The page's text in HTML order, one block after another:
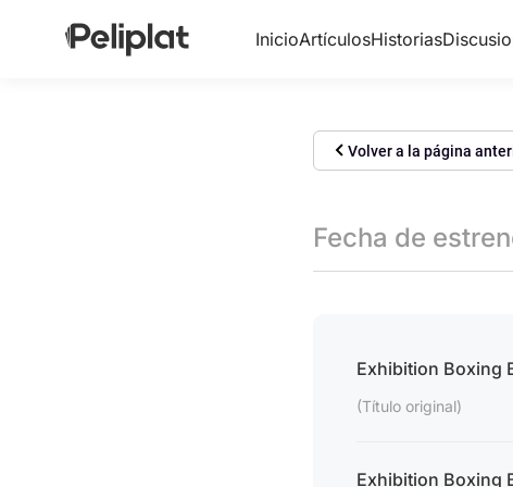
InicioArtículosHistorias
Volver a la página
Fecha de
Exhibition Boxing
(Título original)
Exhibition Boxing